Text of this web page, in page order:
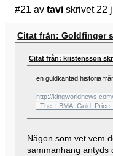
#21 av tavi skrivet 22
Citat från: Goldfinger
Citat från: kristensson
en guldkantad historia
http://
Någon som vet vem
sammanhang antyds